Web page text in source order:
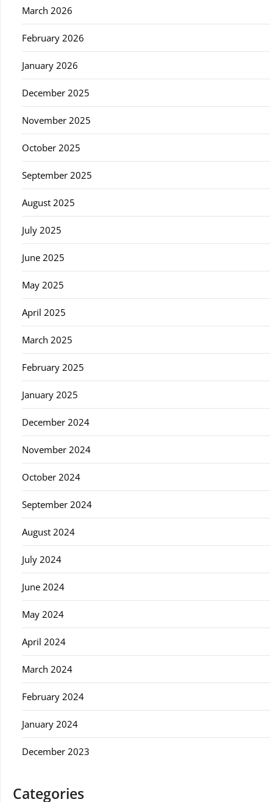
March 2026
February 2026
January 2026
December 2025
November 2025
October 2025
September 2025
August 2025
July 2025
June 2025
May 2025
April 2025
March 2025
February 2025
January 2025
December 2024
November 2024
October 2024
September 2024
August 2024
July 2024
June 2024
May 2024
April 2024
March 2024
February 2024
January 2024
December 2023
Categories